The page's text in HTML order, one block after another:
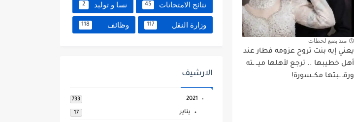
منذ بضع لحظات
يعني إيه بنت تروح عزومه فطار عند
أهل خطيبها .. ترجع لأهلها ميــ ـته
ورقـ.ـبتها مكــسورة!
نتائج الامتحانات 45 نسا و توليد 2
وزارة النقل 117 وظائف 118
الارشيف
2021
733
يناير 17